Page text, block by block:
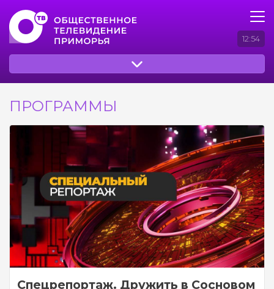
12:54
ПРОГРАММЫ
Спецрепортаж. Дружить в Сосновом